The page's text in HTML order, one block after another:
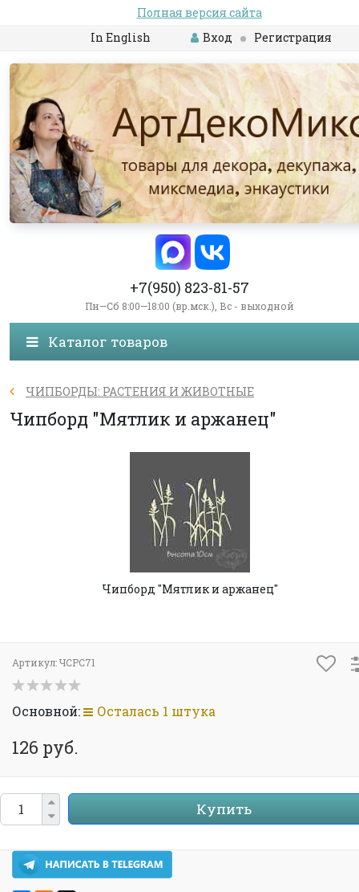
Полная версия сайта
In English
Вход Регистрация
+7(950) 823-81-57
Пн—Сб 8:00—18:00 (вр.мск.), Вс - выходной
Каталог товаров
ЧИПБОРДЫ: РАСТЕНИЯ И ЖИВОТНЫЕ
Чипборд "Мятлик и аржанец"
Чипборд "Мятлик и аржанец"
Артикул:ЧСРС71
Основной: Осталась 1 штука
126 руб.
Купить